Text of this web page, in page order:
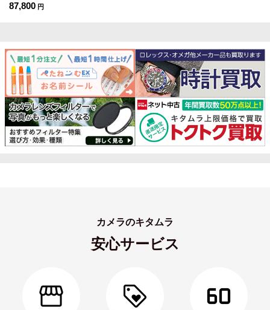
87,800 円
カメラのキタムラ
安心サービス